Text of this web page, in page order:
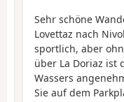
Sehr schöne
Lovettaz nach
sportlich, aber
über La Doriaz ist
Wassers
Sie auf dem